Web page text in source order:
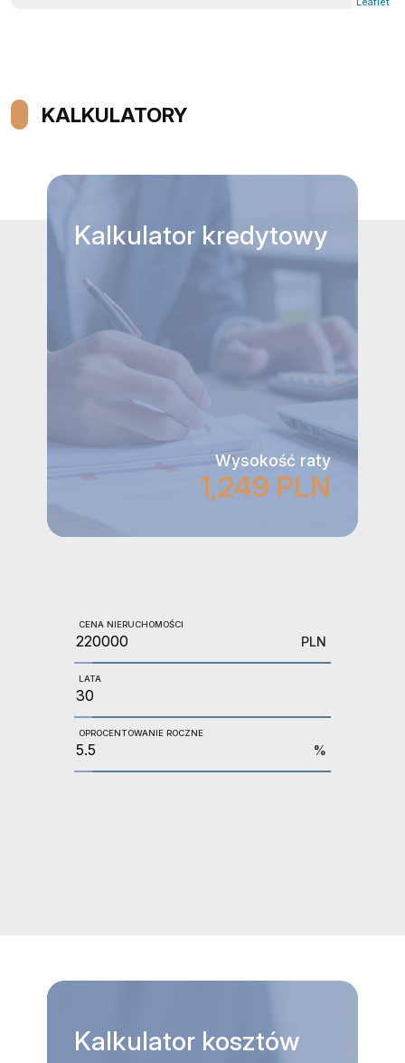
KALKULATORY
Kalkulator kredytowy
Wysokość raty
1,249 PLN
CENA NIERUCHOMOŚCI
PLN
LATA
OPROCENTOWANIE ROCZNE
%
Kalkulator kosztów